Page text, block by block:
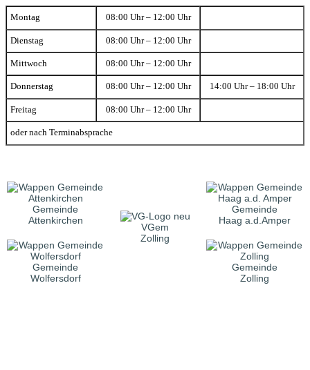
Montag 08:00 Uhr – 12:00 Uhr
Dienstag 08:00 Uhr – 12:00 Uhr
Mittwoch 08:00 Uhr – 12:00 Uhr
Donnerstag 08:00 Uhr – 12:00 Uhr 14:00 Uhr – 18:00 Uhr
Freitag 08:00 Uhr – 12:00 Uhr
oder nach Terminabsprache
Gemeinde
Attenkirchen
VGem
Zolling
Gemeinde
Haag a.d.Amper
Gemeinde
Wolfersdorf
Gemeinde
Zolling